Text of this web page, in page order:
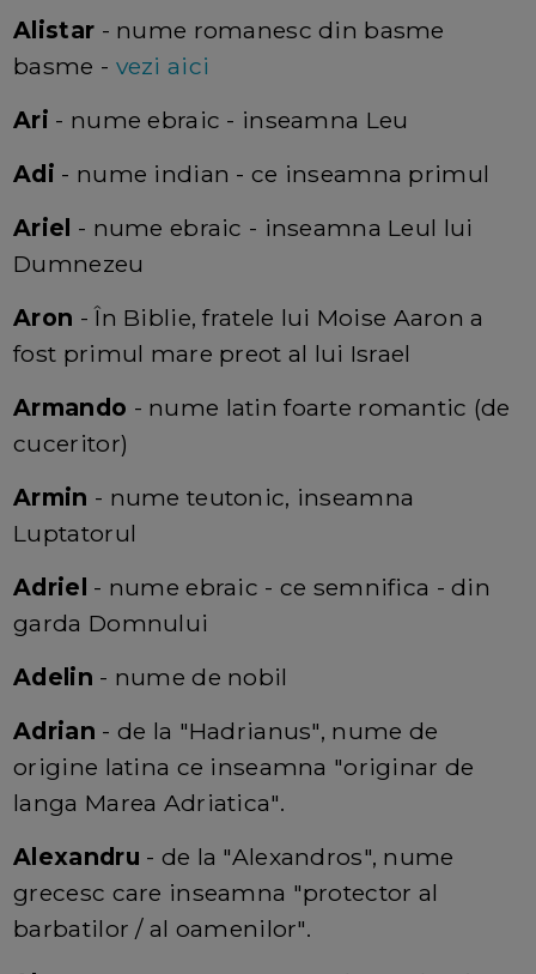
Alistar - nume romanesc din basme
basme - vezi aici
Ari - nume ebraic - inseamna Leu
Adi - nume indian - ce inseamna primul
Ariel - nume ebraic - inseamna Leul lui
Dumnezeu
Aron - În Biblie, fratele lui Moise Aaron a
fost primul mare preot al lui Israel
Armando - nume latin foarte romantic (de
cuceritor)
Armin - nume teutonic, inseamna
Luptatorul
Adriel - nume ebraic - ce semnifica - din
garda Domnului
Adelin - nume de nobil
Adrian - de la "Hadrianus", nume de
origine latina ce inseamna "originar de
langa Marea Adriatica".
Alexandru - de la "Alexandros", nume
grecesc care inseamna "protector al
barbatilor / al oamenilor".